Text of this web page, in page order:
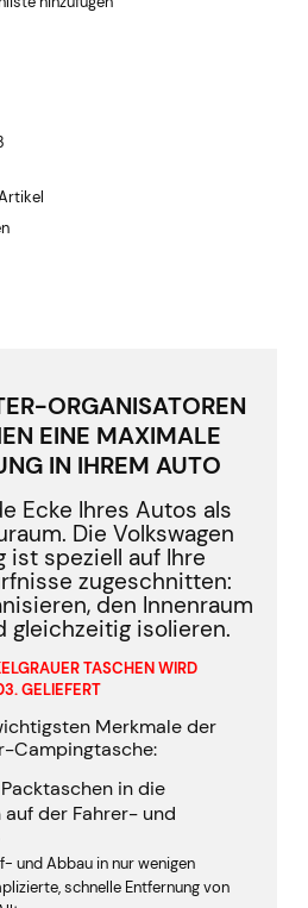
ORGANISATOREN
EINE MAXIMALE
IN IHREM AUTO
Ecke Ihres Autos als
Die Volkswagen
ist speziell auf Ihre
zugeschnitten:
den Innenraum
gleichzeitig isolieren.
TASCHEN WIRD
GELIEFERT
Merkmale der
Campingtasche:
in die
der Fahrer- und
und Abbau in nur wenigen
schnelle Entfernung von